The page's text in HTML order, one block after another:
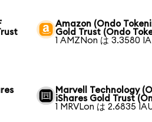
Amazon (Ondo
Gold Trust (Ondo
1 AMZNon は 3.3580
Marvell Technology
iShares Gold Trust
1 MRVLon は 2.6835